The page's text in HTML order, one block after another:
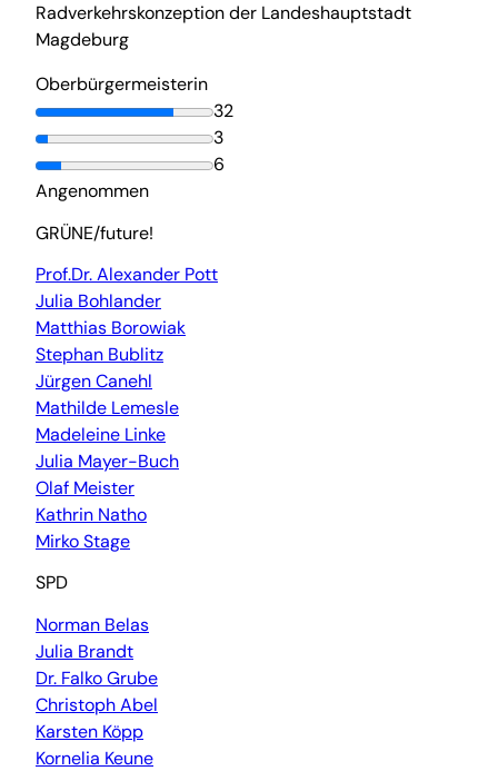
Radverkehrskonzeption der Landeshauptstadt
Magdeburg
Oberbürgermeisterin
32
3
6
Angenommen
GRÜNE/future!
Prof.Dr. Alexander Pott
Julia Bohlander
Matthias Borowiak
Stephan Bublitz
Jürgen Canehl
Mathilde Lemesle
Madeleine Linke
Julia Mayer-Buch
Olaf Meister
Kathrin Natho
Mirko Stage
SPD
Norman Belas
Julia Brandt
Dr. Falko Grube
Christoph Abel
Karsten Köpp
Kornelia Keune